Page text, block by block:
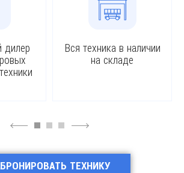
дилер
Вся техника в наличии
на складе
4 6
ТЕХНИКУ